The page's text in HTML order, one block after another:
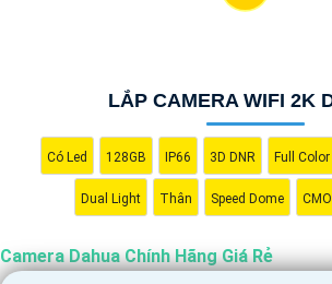
đại, sản phẩm này hứa hẹn đáp ứng mọi
LẮP CAMERA WIFI 2K
Có Led 128GB IP66 3D DNR Full Color
Dual Light Thân Speed Dome
Camera Dahua Chính Hãng Giá Rẻ